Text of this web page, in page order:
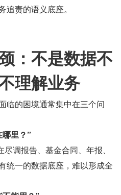
责的语义底座。
：不是数据不
理解业务
临的困境通常集中在三个问
里？”
调报告、基金合同、年报、
统一的数据底座，难以形成全